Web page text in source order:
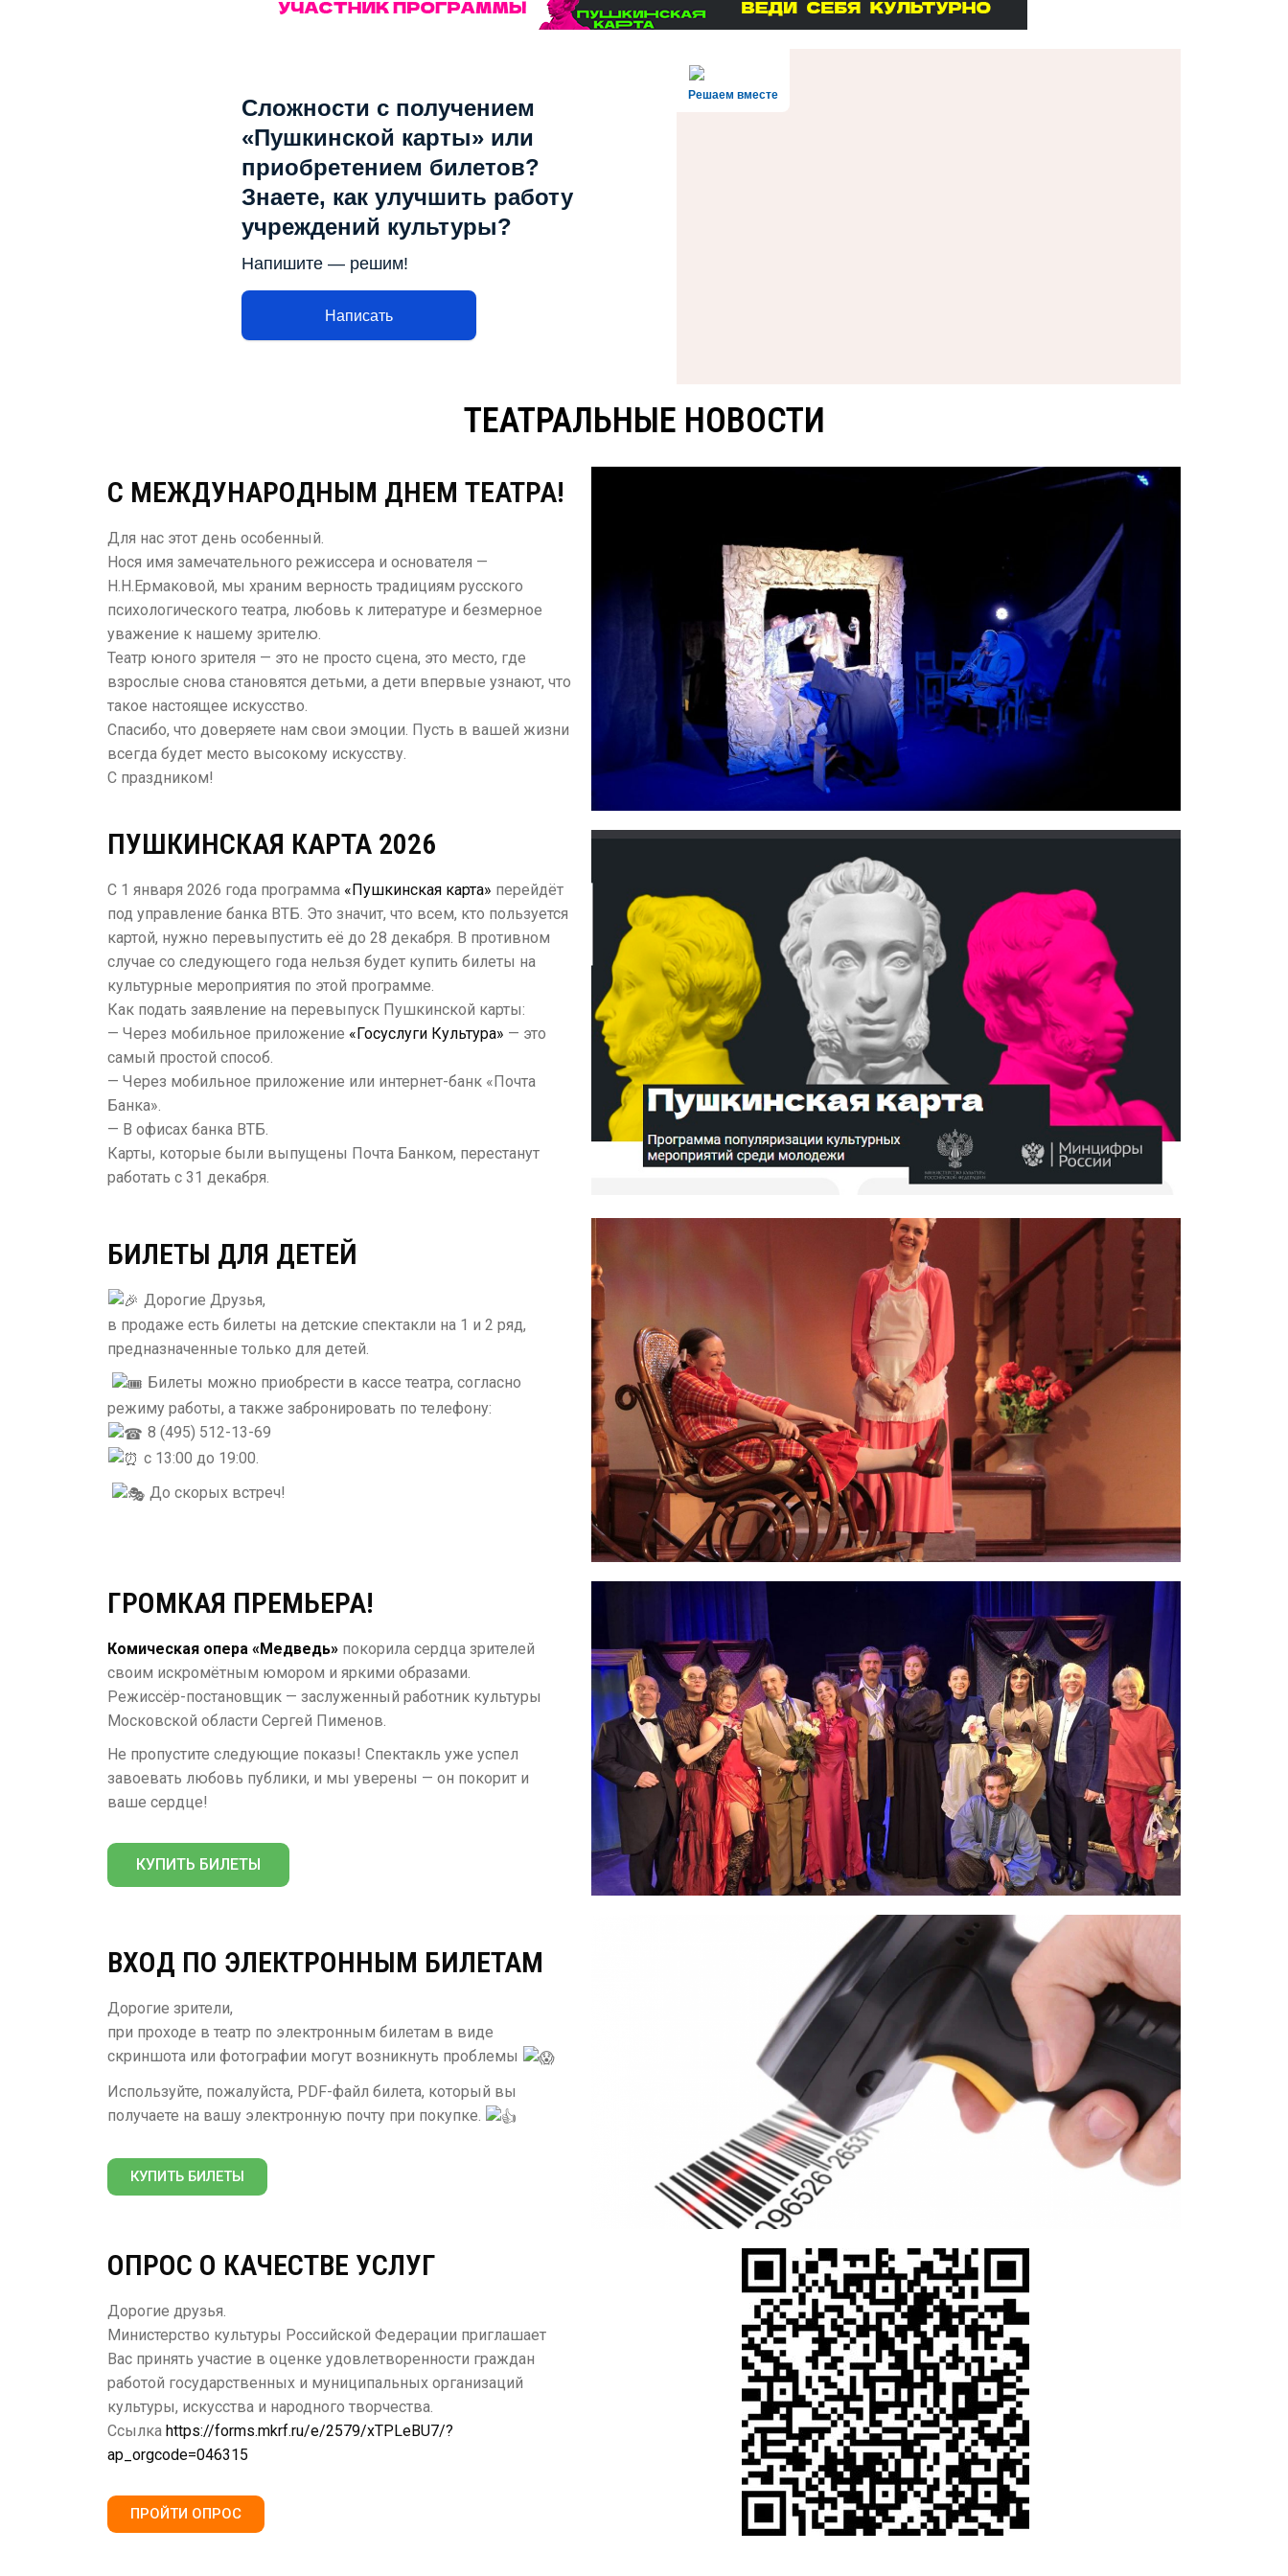
Решаем вместе
Сложности с получением
«Пушкинской карты» или
приобретением билетов?
Знаете, как улучшить работу
учреждений культуры?
Напишите — решим!
Написать
ТЕАТРАЛЬНЫЕ НОВОСТИ
С МЕЖДУНАРОДНЫМ ДНЕМ ТЕАТРА!
Для нас этот день особенный.
Нося имя замечательного режиссера и основателя —
Н.Н.Ермаковой, мы храним верность традициям русского
психологического театра, любовь к литературе и безмерное
уважение к нашему зрителю.
Театр юного зрителя — это не просто сцена, это место, где
взрослые снова становятся детьми, а дети впервые узнают, что
такое настоящее искусство.
Спасибо, что доверяете нам свои эмоции. Пусть в вашей жизни
всегда будет место высокому искусству.
С праздником!
ПУШКИНСКАЯ КАРТА 2026
С 1 января 2026 года программа «Пушкинская карта» перейдёт
под управление банка ВТБ. Это значит, что всем, кто пользуется
картой, нужно перевыпустить её до 28 декабря. В противном
случае со следующего года нельзя будет купить билеты на
культурные мероприятия по этой программе.
Как подать заявление на перевыпуск Пушкинской карты:
— Через мобильное приложение «Госуслуги Культура» — это
самый простой способ.
— Через мобильное приложение или интернет-банк «Почта
Банка».
— В офисах банка ВТБ.
Карты, которые были выпущены Почта Банком, перестанут
работать с 31 декабря.​
БИЛЕТЫ ДЛЯ ДЕТЕЙ
Дорогие Друзья,
в продаже есть билеты на детские спектакли на 1 и 2 ряд,
предназначенные только для детей.
Билеты можно приобрести в кассе театра, согласно
режиму работы, а также забронировать по телефону:
8 (495) 512-13-69
с 13:00 до 19:00.
До скорых встреч!
ГРОМКАЯ ПРЕМЬЕРА!
Комическая опера «Медведь» покорила сердца зрителей
своим искромётным юмором и яркими образами.
Режиссёр-постановщик — заслуженный работник культуры
Московской области Сергей Пименов.
Не пропустите следующие показы! Спектакль уже успел
завоевать любовь публики, и мы уверены — он покорит и
ваше сердце!
КУПИТЬ БИЛЕТЫ
ВХОД ПО ЭЛЕКТРОННЫМ БИЛЕТАМ
Дорогие зрители,
при проходе в театр по электронным билетам в виде
скриншота или фотографии могут возникнуть проблемы
Используйте, пожалуйста, PDF-файл билета, который вы
получаете на вашу электронную почту при покупке.
КУПИТЬ БИЛЕТЫ
ОПРОС О КАЧЕСТВЕ УСЛУГ
Дорогие друзья.
Министерство культуры Российской Федерации приглашает
Вас принять участие в оценке удовлетворенности граждан
работой государственных и муниципальных организаций
культуры, искусства и народного творчества.
Ссылка https://forms.mkrf.ru/e/2579/xTPLeBU7/?
ap_orgcode=046315
ПРОЙТИ ОПРОС